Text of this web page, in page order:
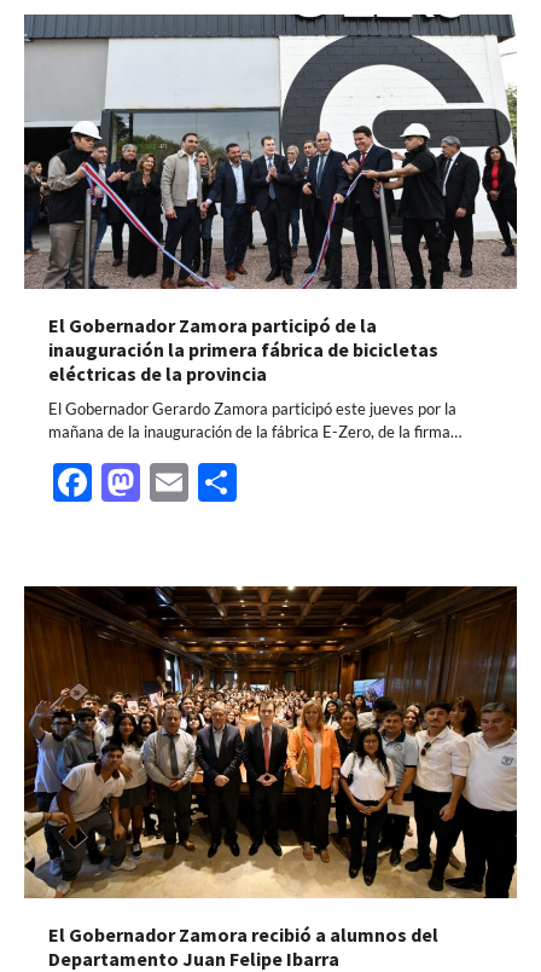
El Gobernador Zamora participó de la
inauguración la primera fábrica de bicicletas
eléctricas de la provincia
El Gobernador Gerardo Zamora participó este jueves por la
mañana de la inauguración de la fábrica E-Zero, de la firma…
Facebook
Mastodon
Email
El Gobernador Zamora recibió a alumnos del
Departamento Juan Felipe Ibarra